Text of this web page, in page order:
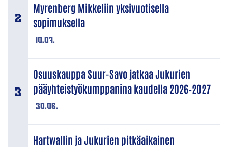
10.07.
Myrenberg Mikkeliin yksivuotisella
sopimuksella
30.06.
Osuuskauppa Suur-Savo jatkaa Jukurien
pääyhteistyökumppanina kaudella 2026–2027
Hartwallin ja Jukurien pitkäaikainen